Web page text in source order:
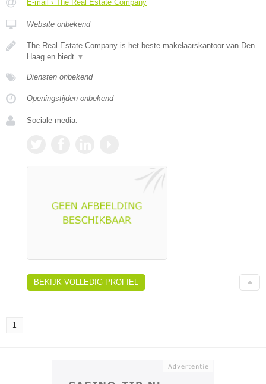
E-mail › The Real Estate Company
Website onbekend
The Real Estate Company is het beste makelaarskantoor van Den
Haag en biedt ▼
Diensten onbekend
Openingstijden onbekend
Sociale media:
BEKIJK VOLLEDIG PROFIEL
1